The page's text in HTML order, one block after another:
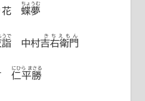
花 蝶夢
ちょうむ
詣
うで
中村吉右衛門
きちえもん
仁平勝
にひら まさる